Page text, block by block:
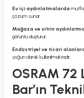
Ev içi aydınlatmalarda
çözüm sunar.
Mağaza ve vitrin
görüntü oluşturur.
Endüstriyel ve ticari
yoğun olarak kullanılmaktadır.
OSRAM 72
Bar’ın